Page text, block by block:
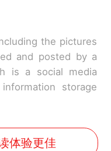
the pictures
and posted by a
is a social media
storage
体验更佳